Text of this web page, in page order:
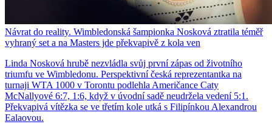
Návrat do reality. Wimbledonská šampionka Nosková ztratila téměř
vyhraný set a na Masters jde překvapivě z kola ven
Linda Nosková hrubě nezvládla svůj první zápas od životního
triumfu ve Wimbledonu. Perspektivní česká reprezentantka na
turnaji WTA 1000 v Torontu podlehla Američance Caty
McNallyové 6:7, 1:6, když v úvodní sadě neudržela vedení 5:1.
Překvapivá vítězka se ve třetím kole utká s Filipínkou Alexandrou
Ealaovou.